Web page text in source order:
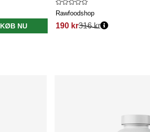
KØB NU
Rawfoodshop
190 kr316 kr